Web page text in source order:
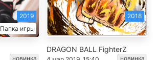
Папка игры
2019
новинка
2018
DRAGON BALL FighterZ
новинка